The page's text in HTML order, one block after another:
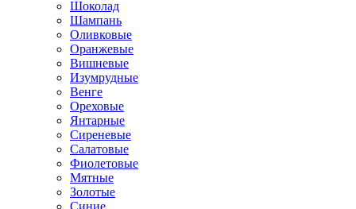
Шоколад
Шампань
Оливковые
Оранжевые
Вишневые
Изумрудные
Венге
Ореховые
Янтарные
Сиреневые
Салатовые
Фиолетовые
Мятные
Золотые
Синие